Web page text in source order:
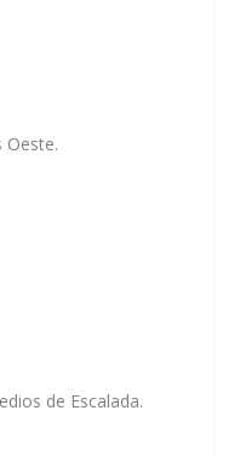
Oeste.
de Escalada.